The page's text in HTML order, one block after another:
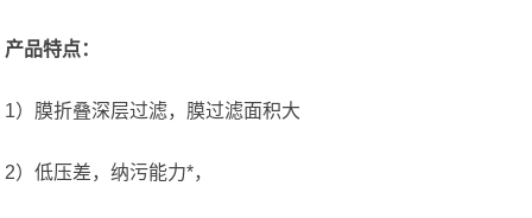
产品特点：
1）膜折叠深层过滤，膜过滤面积大
2）低压差，纳污能力*，